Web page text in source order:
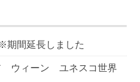
期間延長しました
ウィーン ユネスコ世界